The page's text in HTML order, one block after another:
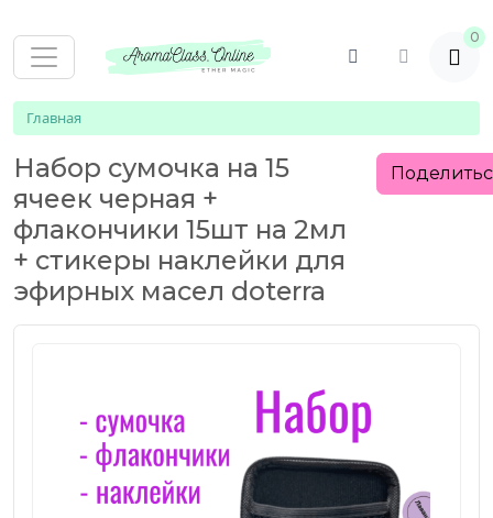
0
Главная
Набор сумочка на 15
ячеек черная +
флакончики 15шт на 2мл
+ стикеры наклейки для
эфирных масел doterra